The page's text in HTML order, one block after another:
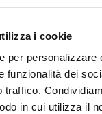
i cookie
per personalizzare
funzionalità dei
traffico.
in cui utilizza il
a
dentro